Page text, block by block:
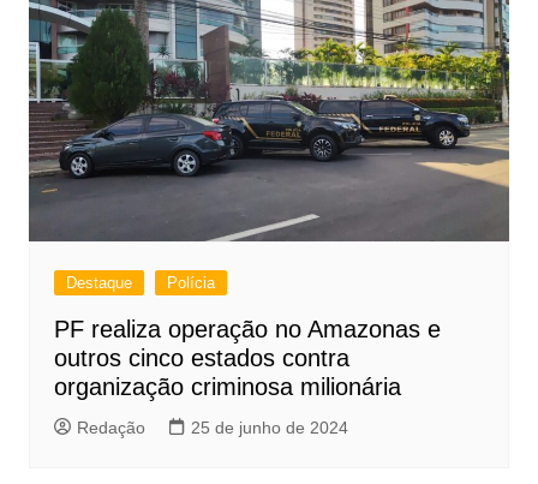
Destaque Polícia
PF realiza operação no Amazonas e
outros cinco estados contra
organização criminosa milionária
Redação 25 de junho de 2024